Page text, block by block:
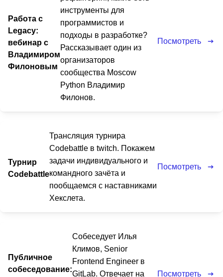
Работа с
Legacy:
вебинар с
Владимиром
Филоновым
инструменты для
программистов и
подходы в разработке?
Рассказывает один из
организаторов
сообщества Moscow
Python Владимир
Филонов.
Посмотреть
Турнир
Codebattle
Трансляция турнира
Codebattle в twitch. Покажем
задачи индивидуального и
командного зачёта и
пообщаемся с наставниками
Хекслета.
Посмотреть
Публичное
собеседование:
Собеседует Илья
Климов, Senior
Frontend Engineer в
GitLab. Отвечает на
Посмотреть